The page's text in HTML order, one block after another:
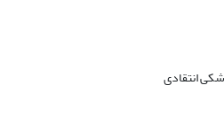
انتقادی